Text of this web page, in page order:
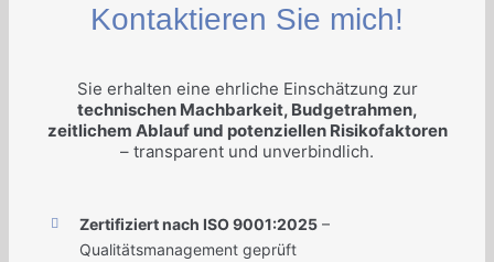
Kontaktieren Sie mich!
Sie erhalten eine ehrliche Einschätzung zur
technischen Machbarkeit, Budgetrahmen,
zeitlichem Ablauf und potenziellen Risikofaktoren
– transparent und unverbindlich.
Zertifiziert nach ISO 9001:2025–
Qualitätsmanagement geprüft